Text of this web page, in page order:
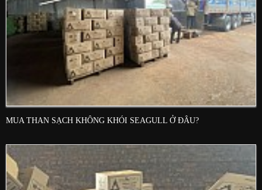
MUA THAN SẠCH KHÔNG KHÓI SEAGULL Ở ĐÂU?